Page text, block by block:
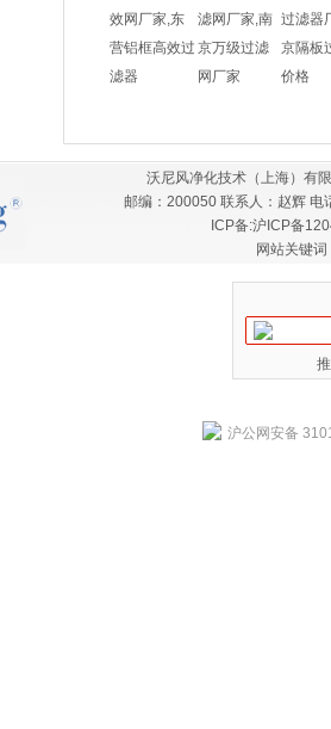
效网厂家,东
营铝框高效过
滤器
滤网厂家,南
京万级过滤
网厂家
过滤器
京隔板
价格
沃尼风净化技术（上海）有
邮编：200050 联系人：赵辉
ICP备:沪ICP备
网站关键
沪公网安备